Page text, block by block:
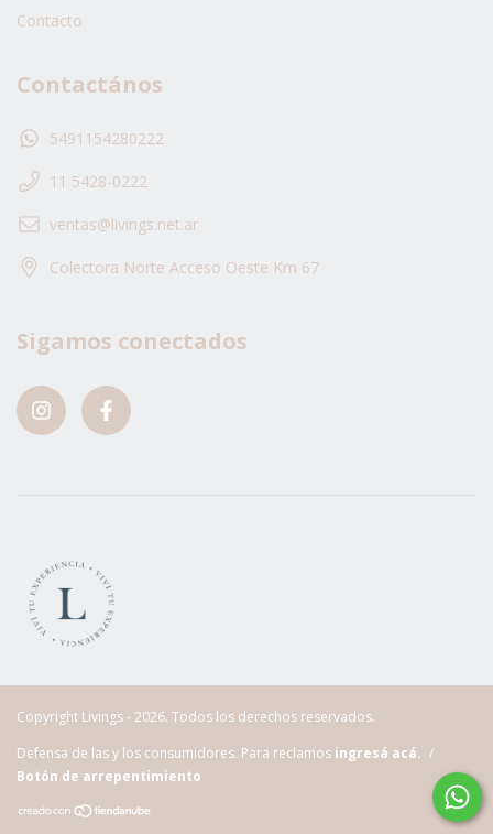
Contacto
Contactános
5491154280222
11 5428-0222
ventas@livings.net.ar
Colectora Norte Acceso Oeste Km 67
Sigamos conectados
Copyright Livings - 2026. Todos los derechos reservados.
Defensa de las y los consumidores. Para reclamos ingresá acá. /
Botón de arrepentimiento